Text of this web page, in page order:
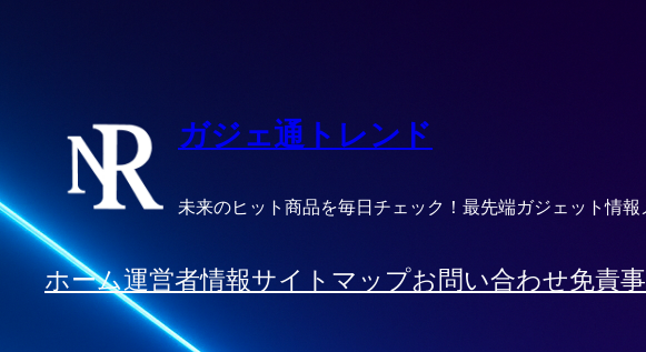
ッ
プ
ガジェ通トレンド
未来のヒット商品を毎日チェック！最先端ガジェット情報
ホーム運営者情報サイトマップお問い合わせ免責